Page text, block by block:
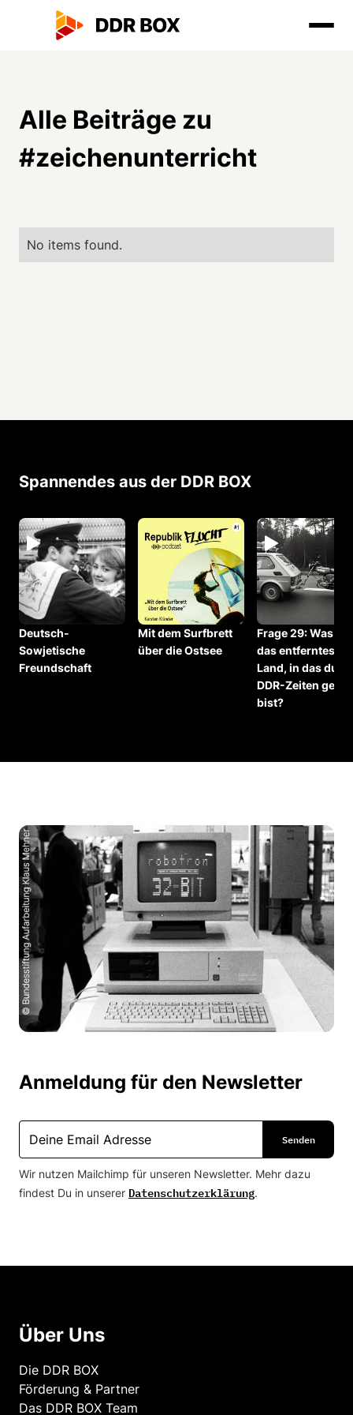
Alle Beiträge zu
#zeichenunterricht
No items found.
Spannendes aus der DDR BOX
Deutsch-
Sowjetische
Freundschaft
Mit dem Surfbrett
über die Ostsee
Frage 29: Was
das entfernteste
Land, in das du zu
DDR-Zeiten
bist?
Anmeldung für den Newsletter
Wir nutzen Mailchimp für unseren Newsletter. Mehr dazu
findest Du in unserer Datenschutzerklärung.
Über Uns
Die DDR BOX
Förderung & Partner
Das DDR BOX Team